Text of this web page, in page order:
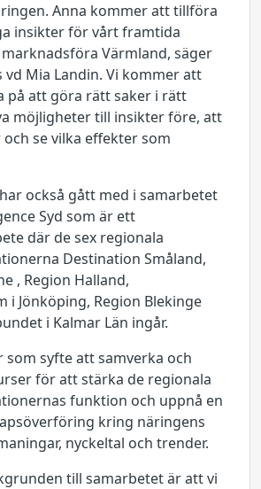
Anna kommer att tillföra
insikter för vårt framtida
Värmland, säger
vd Mia Landin. Vi kommer att
på att göra rätt saker i rätt
möjligheter till insikter före, att
se vilka effekter som
också gått med i samarbetet
Syd som är ett
där de sex regionala
Destination Småland,
, Region Halland,
i Jönköping, Region Blekinge
i Kalmar Län ingår.
som syfte att samverka och
för att stärka de regionala
funktion och uppnå en
kring näringens
nyckeltal och trender.
till samarbetet är att vi